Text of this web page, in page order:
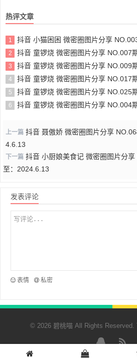
热评文章
1 抖音 小猫困困 微密圈图片分享 NO.003期 【23P16V
2 抖音 童锣烧 微密圈图片分享 NO.007期 【25P7V】最
3 抖音 童锣烧 微密圈图片分享 NO.009期 【13P】最
4 抖音 童锣烧 微密圈图片分享 NO.017期 【8P2V】
5 抖音 童锣烧 微密圈图片分享 NO.025期 【5V】
6 抖音 童锣烧 微密圈图片分享 NO.004
上一篇 抖音 聂傲娇 微密圈图片分享
4.6.13
下一篇 抖音 小厨娘美食记 微密圈图片分
至：2024.6.13
发表评论
表情 私密
© 2026 碧桃喵 All Rights Reserved.